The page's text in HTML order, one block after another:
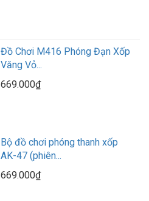
Đồ Chơi M416 Phóng Đạn Xốp
Văng Vỏ...
669.000₫
Bộ đồ chơi phóng thanh xốp
AK-47 (phiên...
669.000₫